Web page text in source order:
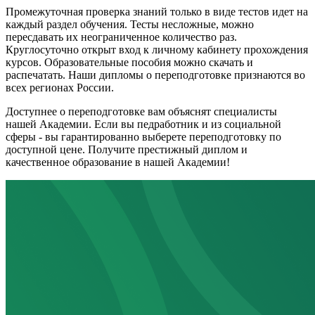
Промежуточная проверка знаний только в виде тестов идет на
каждый раздел обучения. Тесты несложные, можно
пересдавать их неограниченное количество раз.
Круглосуточно открыт вход к личному кабинету прохождения
курсов. Образовательные пособия можно скачать и
распечатать. Наши дипломы о переподготовке признаются во
всех регионах России.
Доступнее о переподготовке вам объяснят специалисты
нашей Академии. Если вы педработник и из социальной
сферы - вы гарантированно выберете переподготовку по
доступной цене. Получите престижный диплом и
качественное образование в нашей Академии!